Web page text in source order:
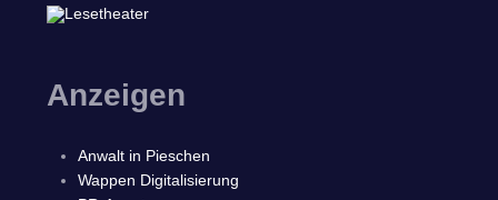
Anzeigen
Anwalt in Pieschen
Wappen Digitalisierung